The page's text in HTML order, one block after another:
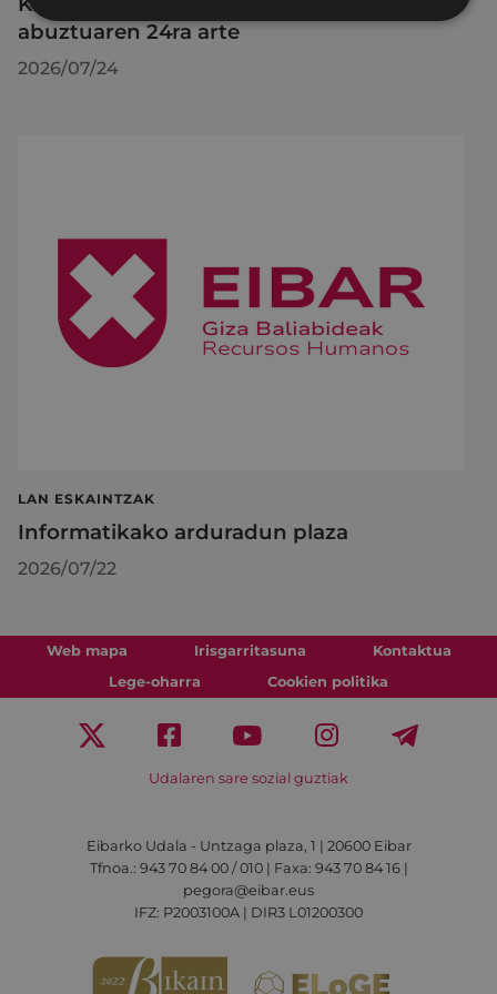
abuztuaren 24ra arte
2026/07/24
LAN ESKAINTZAK
Informatikako arduradun plaza
2026/07/22
Web mapa Irisgarritasuna
Kontaktua
Lege-oharra
Cookien politika
Udalaren sare sozial guztiak
Eibarko Udala - Untzaga plaza, 1 | 20600 Eibar
Tfnoa.: 943 70 84 00 / 010 | Faxa: 943 70 84 16 |
pegora@eibar.eus
IFZ: P2003100A | DIR3 L01200300